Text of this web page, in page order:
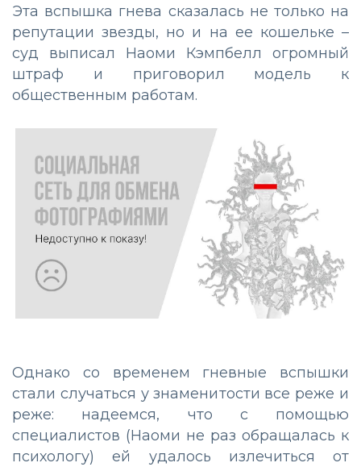
Эта вспышка гнева сказалась не только на
репутации звезды, но и на ее кошельке –
суд выписал Наоми Кэмпбелл огромный
штраф и приговорил модель к
общественным работам.
Однако со временем гневные вспышки
стали случаться у знаменитости все реже и
реже: надеемся, что с помощью
специалистов (Наоми не раз обращалась к
психологу) ей удалось излечиться от